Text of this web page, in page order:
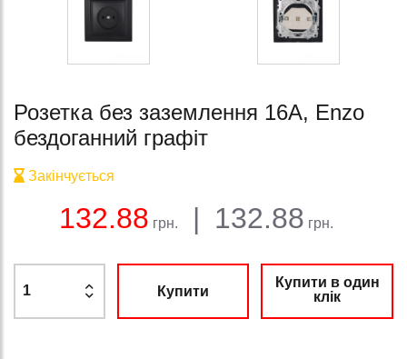
Розетка без заземлення 16A, Enzo
бездоганний графіт
Баланс:
Закінчується
132.88 грн. | 132.88 грн.
Купити
Купити в один
клік